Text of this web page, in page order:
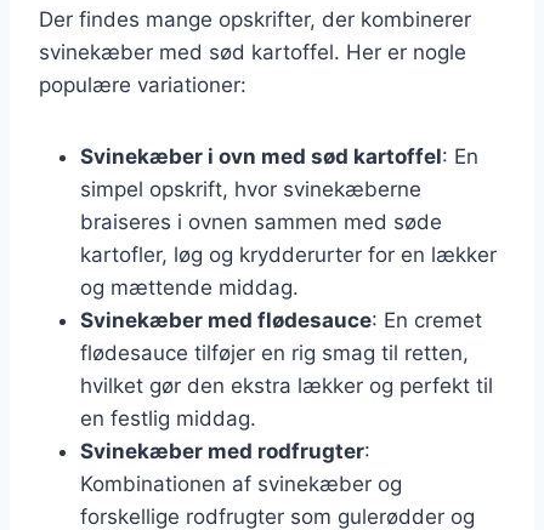
Der findes mange opskrifter, der kombinerer
svinekæber med sød kartoffel. Her er nogle
populære variationer:
Svinekæber i ovn med sød kartoffel: En
simpel opskrift, hvor svinekæberne
braiseres i ovnen sammen med søde
kartofler, løg og krydderurter for en lækker
og mættende middag.
Svinekæber med flødesauce: En cremet
flødesauce tilføjer en rig smag til retten,
hvilket gør den ekstra lækker og perfekt til
en festlig middag.
Svinekæber med rodfrugter:
Kombinationen af svinekæber og
forskellige rodfrugter som gulerødder og